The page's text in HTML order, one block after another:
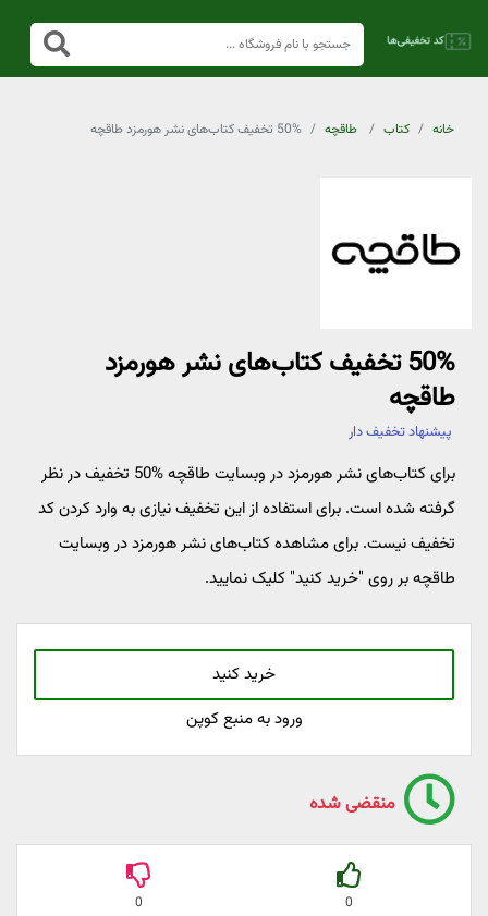
خانه کتاب طاقچه 50% تخفیف کتاب‌های نشر هورمزد طاقچه
50% تخفیف کتاب‌های نشر هورمزد
طاقچه
پیشنهاد تخفیف دار
برای کتاب‌های نشر هورمزد در وبسایت طاقچه %50 تخفیف در نظر
گرفته شده است. برای استفاده از این تخفیف نیازی به وارد کردن کد
تخفیف نیست. برای مشاهده کتاب‌های نشر هورمزد در وبسایت
طاقچه بر روی "خرید کنید" کلیک نمایید.
خرید کنید
ورود به منبع کوپن
منقضی شده
0
0